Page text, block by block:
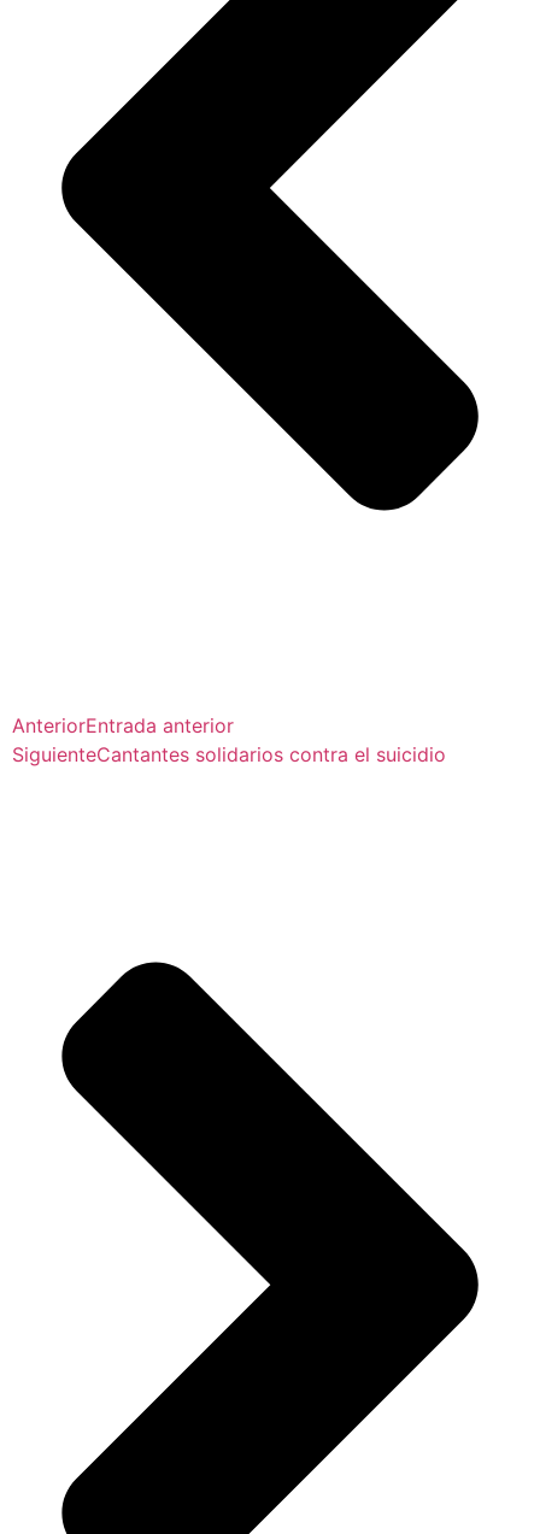
AnteriorEntrada anterior
SiguienteCantantes solidarios contra el suicidio